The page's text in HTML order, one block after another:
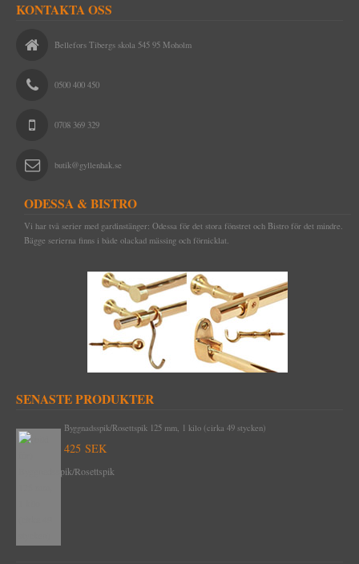
KONTAKTA OSS
Bellefors Tibergs skola 545 95 Moholm
0500 400 450
0708 369 329
butik@gyllenhak.se
ODESSA & BISTRO
Vi har två serier med gardinstänger: Odessa för det stora fönstret och Bistro för det mindre.
Bägge serierna finns i både olackad mässing och förnicklat.
SENASTE PRODUKTER
Byggnadsspik/Rosettspik 125 mm, 1 kilo (cirka 49 stycken)
425 SEK